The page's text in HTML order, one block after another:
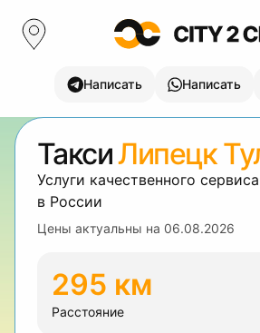
Написать Написать
ТаксиЛипецк
Услуги качественного
в России
Цены актуальны на 06.08.2026
295 км
Расстояние